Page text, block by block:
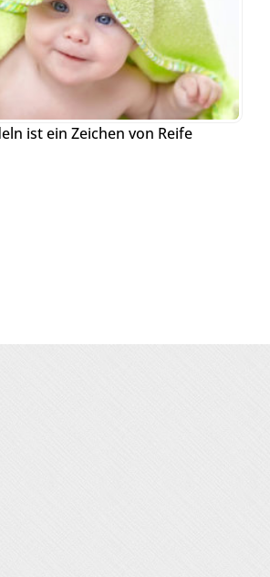
ist ein Zeichen von Reife